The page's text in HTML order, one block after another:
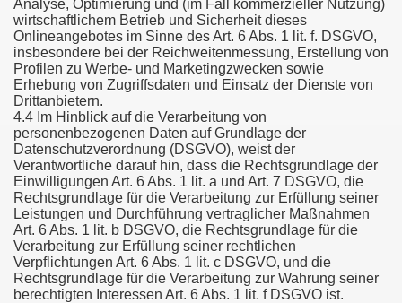
Analyse, Optimierung und (im Fall kommerzieller Nutzung)
wirtschaftlichem Betrieb und Sicherheit dieses
Onlineangebotes im Sinne des Art. 6 Abs. 1 lit. f. DSGVO,
insbesondere bei der Reichweitenmessung, Erstellung von
Profilen zu Werbe- und Marketingzwecken sowie
Erhebung von Zugriffsdaten und Einsatz der Dienste von
Drittanbietern.
4.4 Im Hinblick auf die Verarbeitung von
personenbezogenen Daten auf Grundlage der
Datenschutzverordnung (DSGVO), weist der
Verantwortliche darauf hin, dass die Rechtsgrundlage der
Einwilligungen Art. 6 Abs. 1 lit. a und Art. 7 DSGVO, die
Rechtsgrundlage für die Verarbeitung zur Erfüllung seiner
Leistungen und Durchführung vertraglicher Maßnahmen
Art. 6 Abs. 1 lit. b DSGVO, die Rechtsgrundlage für die
Verarbeitung zur Erfüllung seiner rechtlichen
Verpflichtungen Art. 6 Abs. 1 lit. c DSGVO, und die
Rechtsgrundlage für die Verarbeitung zur Wahrung seiner
berechtigten Interessen Art. 6 Abs. 1 lit. f DSGVO ist.